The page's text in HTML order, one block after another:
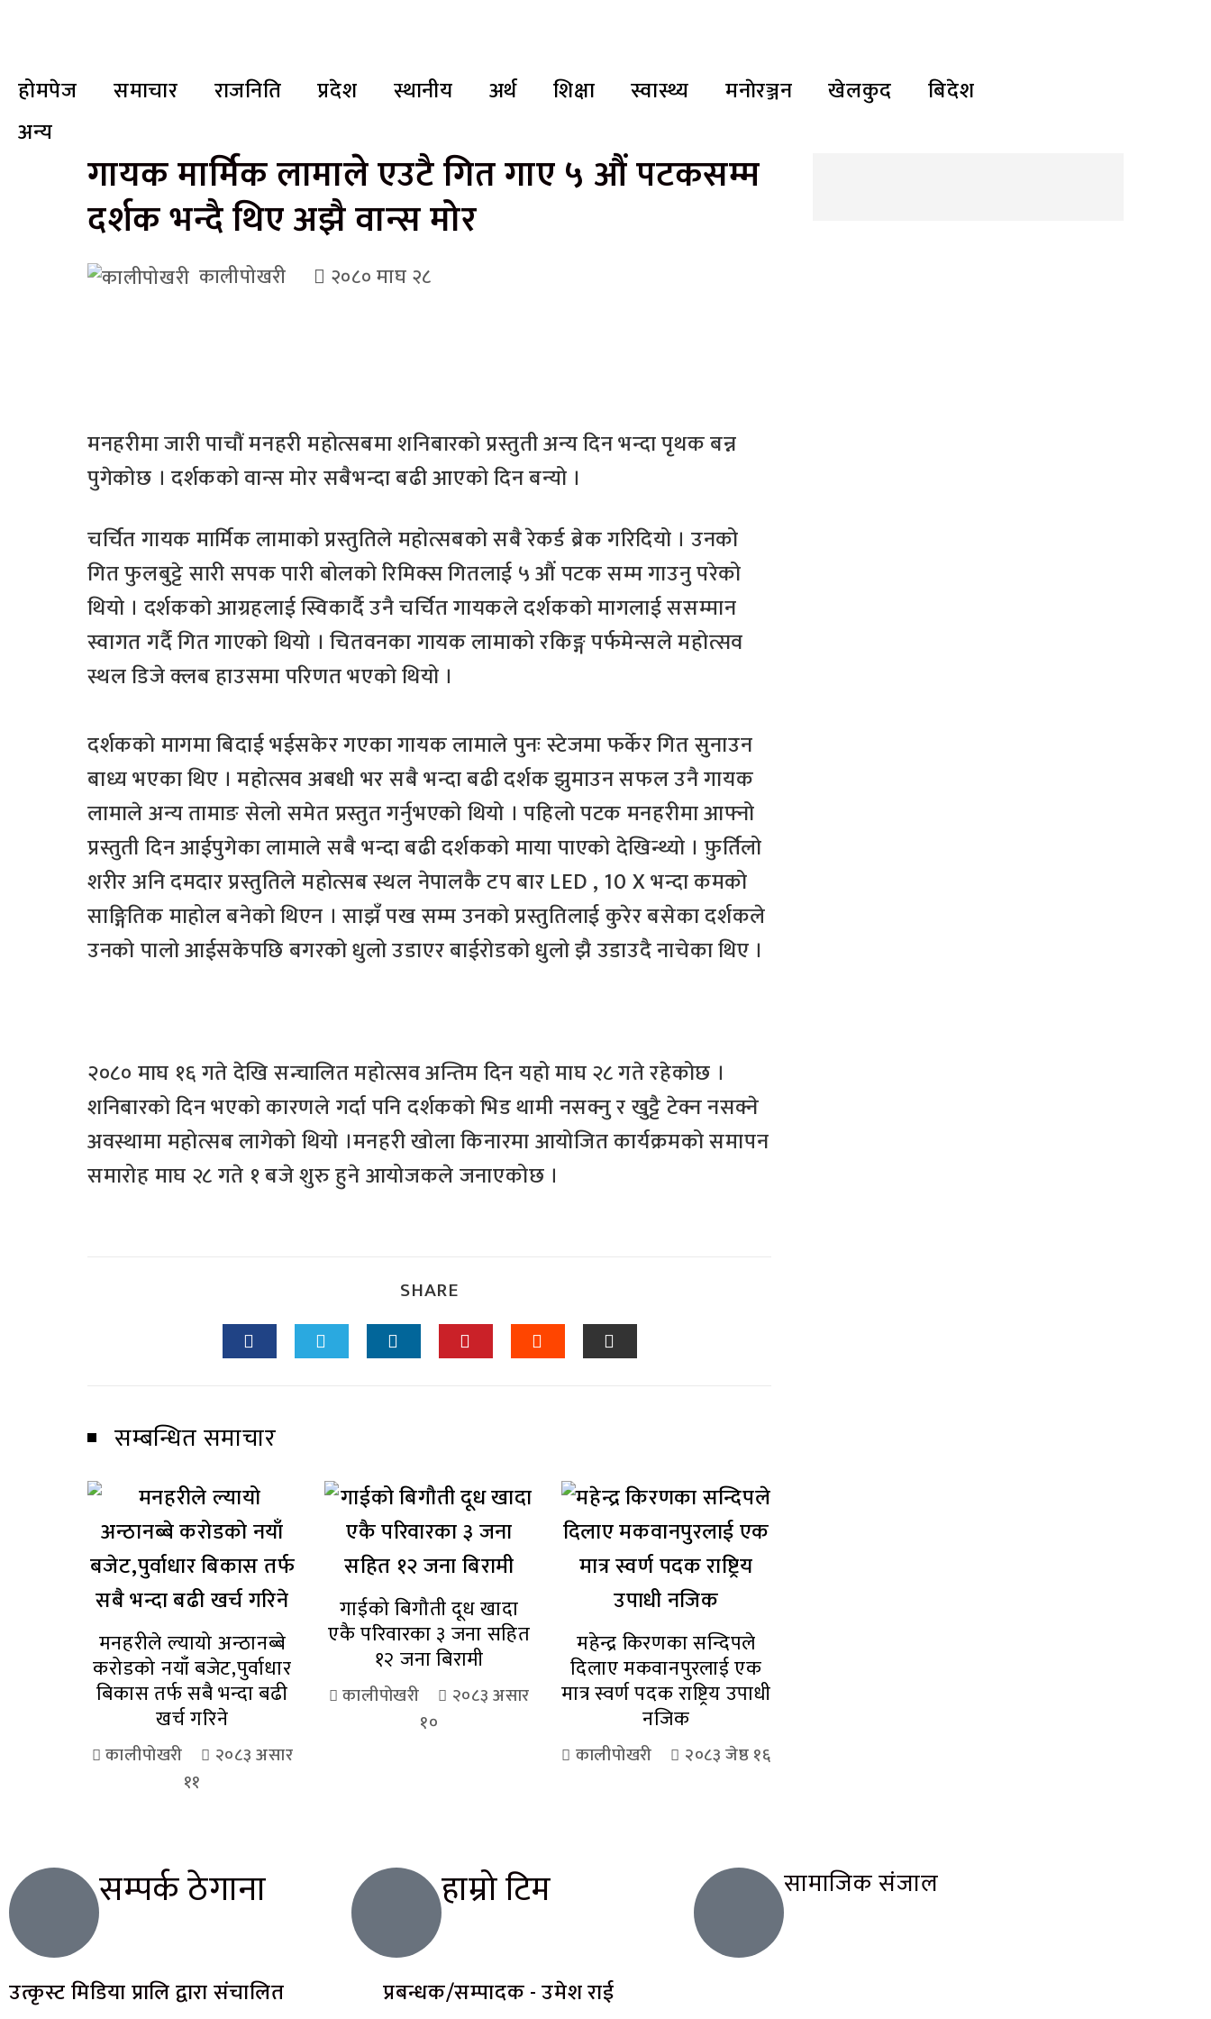
होमपेज समाचार राजनिति प्रदेश स्थानीय अर्थ शिक्षा स्वास्थ्य मनाेरञ्जन खेलकुद
बिदेश
अन्य
गायक मार्मिक लामाले एउटै गित गाए ५ औं पटकसम्म
दर्शक भन्दै थिए अझै वान्स मोर
कालीपोखरी २०८० माघ २८
मनहरीमा जारी पाचौं मनहरी महोत्सबमा शनिबारको प्रस्तुती अन्य दिन भन्दा पृथक बन्न
पुगेकोछ । दर्शकको वान्स मोर सबैभन्दा बढी आएको दिन बन्यो ।
चर्चित गायक मार्मिक लामाको प्रस्तुतिले महोत्सबको सबै रेकर्ड ब्रेक गरिदियो । उनको
गित फुलबुट्टे सारी सपक पारी बोलको रिमिक्स गितलाई ५ औं पटक सम्म गाउनु परेको
थियो । दर्शकको आग्रहलाई स्विकार्दै उनै चर्चित गायकले दर्शकको मागलाई ससम्मान
स्वागत गर्दै गित गाएको थियो । चितवनका गायक लामाको रकिङ्ग पर्फमेन्सले महोत्सव
स्थल डिजे क्लब हाउसमा परिणत भएको थियो ।
दर्शकको मागमा बिदाई भईसकेर गएका गायक लामाले पुनः स्टेजमा फर्केर गित सुनाउन
बाध्य भएका थिए । महोत्सव अबधी भर सबै भन्दा बढी दर्शक झुमाउन सफल उनै गायक
लामाले अन्य तामाङ सेलो समेत प्रस्तुत गर्नुभएको थियो । पहिलो पटक मनहरीमा आफ्नो
प्रस्तुती दिन आईपुगेका लामाले सबै भन्दा बढी दर्शकको माया पाएको देखिन्थ्यो । फ़ुर्तिलो
शरीर अनि दमदार प्रस्तुतिले महोत्सब स्थल नेपालकै टप बार LED , 10 X भन्दा कमको
साङ्गितिक माहोल बनेको थिएन । साझँ पख सम्म उनको प्रस्तुतिलाई कुरेर बसेका दर्शकले
उनको पालो आईसकेपछि बगरको धुलो उडाएर बाईरोडको धुलो झै उडाउदै नाचेका थिए ।
२०८० माघ १६ गते देखि सन्चालित महोत्सव अन्तिम दिन यहो माघ २८ गते रहेकोछ ।
शनिबारको दिन भएको कारणले गर्दा पनि दर्शकको भिड थामी नसक्नु र खुट्टै टेक्न नसक्ने
अवस्थामा महोत्सब लागेको थियो ।मनहरी खोला किनारमा आयोजित कार्यक्रमको समापन
समारोह माघ २८ गते १ बजे शुरु हुने आयोजकले जनाएकोछ ।
SHARE
सम्बन्धित समाचार
मनहरीले ल्यायो अन्ठानब्बे
करोडको नयाँ बजेट,पुर्वाधार
बिकास तर्फ सबै भन्दा बढी
खर्च गरिने
कालीपोखरी
२०८३ असार
११
गाईको बिगौती दूध खादा
एकै परिवारका ३ जना सहित
१२ जना बिरामी
कालीपोखरी
२०८३ असार
१०
महेन्द्र किरणका सन्दिपले
दिलाए मकवानपुरलाई एक
मात्र स्वर्ण पदक राष्ट्रिय उपाधी
नजिक
कालीपोखरी २०८३ जेष्ठ १६
सम्पर्क ठेगाना
उत्कृस्ट मिडिया प्रालि द्वारा संचालित
हाम्रो टिम
प्रबन्धक/सम्पादक - उमेश राई
सामाजिक संजाल